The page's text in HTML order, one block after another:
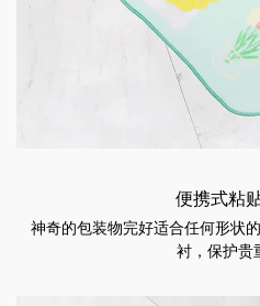
便携式粘
神奇的包装物完好适合任何形状
衬，保护贵